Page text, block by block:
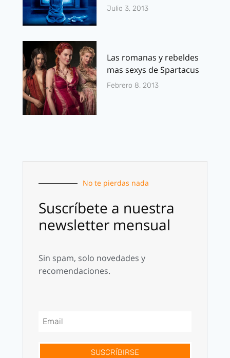
Julio 3, 2013
Las romanas y rebeldes
mas sexys de Spartacus
Febrero 8, 2013
No te pierdas nada
Suscríbete a nuestra
newsletter mensual
Sin spam, solo novedades y
recomendaciones.
SUSCRÍBIRSE